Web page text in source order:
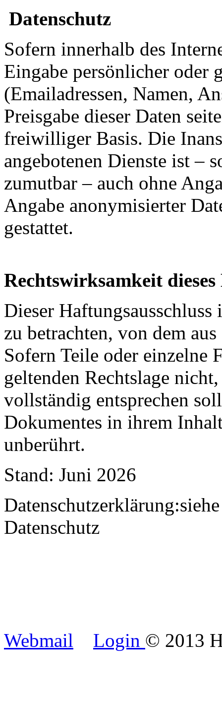
Datenschutz
Sofern innerhalb des
Eingabe persönlicher oder
(Emailadressen, Namen,
Preisgabe dieser Daten
freiwilliger Basis. Die
angebotenen Dienste ist –
zumutbar – auch ohne
Angabe anonymisierter
gestattet.
Rechtswirksamkeit dieses
Dieser Haftungsausschluss
zu betrachten, von dem
Sofern Teile oder einzelne
geltenden Rechtslage
vollständig entsprechen
Dokumentes in ihrem
unberührt.
Stand: Juni 2026
Datenschutz
xnxx
shahwa
Webmail Login © 2013